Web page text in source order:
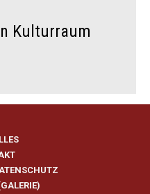
Kulturraum